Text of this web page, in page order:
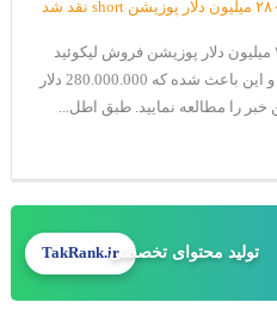
قیمت بیت کوین افزایش یافت، ۲۸۰ میلیون دلار پوزیشن فروش لیکوئید
شد! قیمت بیت کوین افزایش یافت و این باعث شده که 280.000.000 دلار
طراحی سایت حرفه‌ای
تولید محتوای تخصصیTakRank.ir